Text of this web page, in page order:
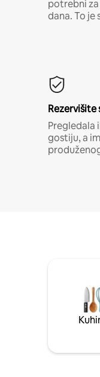
potrebni
dana. To je
Rezervišite
Pregledala
gostiju, a